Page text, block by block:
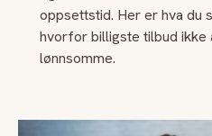
oppsettstid. Her er hva
hvorfor billigste tilbud ikke
lønnsomme.